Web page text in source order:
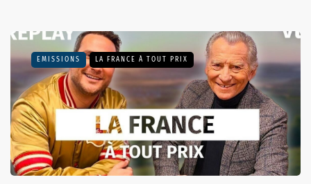
EMISSIONS LA FRANCE À TOUT PRIX